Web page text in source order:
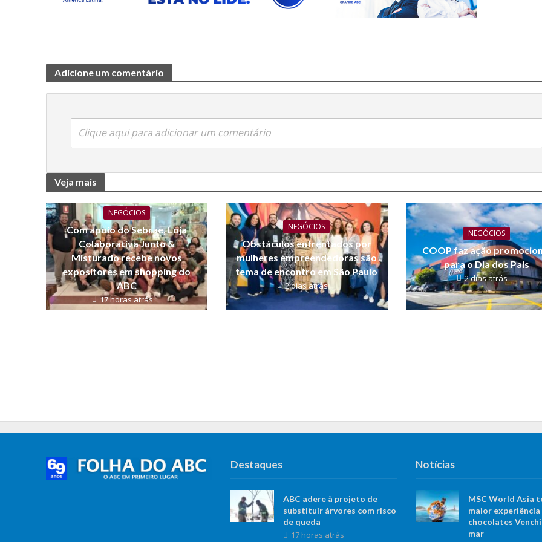
Adicione um comentário
Clique aqui para adicionar um comentário
Veja mais
NEGÓCIOS
Com apoio do Sebrae, Loja
Colaborativa Junto &
Misturado recebe novos
expositores em shopping do
ABC
17 horas atrás
NEGÓCIOS
Obstáculos enfrentados por
mulheres empreendedoras são
tema de encontro em São Paulo
2 dias atrás
NEGÓCIOS
COOP faz ação
para o Dia dos Pais
2 dias atrás
Destaques
ABC adere à projeto de
substituir árvores com risco
de queda
17 horas atrás
Notícias
MSC World Asia
maior experiência
chocolates
mar